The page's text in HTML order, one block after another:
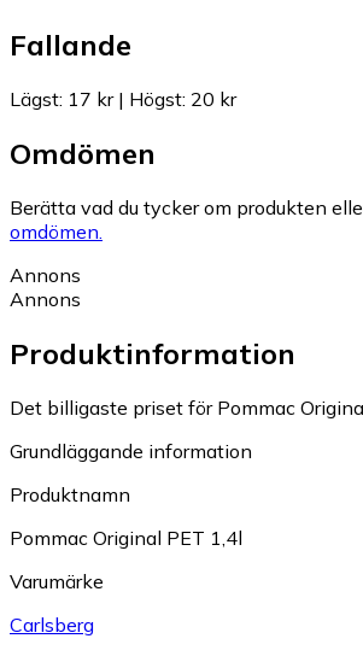
Fallande
Lägst: 17 kr| Högst: 20 kr
Omdömen
Berätta vad du tycker om produkten
omdömen.
Annons
Annons
Produktinformation
Det billigaste priset för Pommac
Grundläggande information
Produktnamn
Pommac Original PET 1,4l
Varumärke
Carlsberg